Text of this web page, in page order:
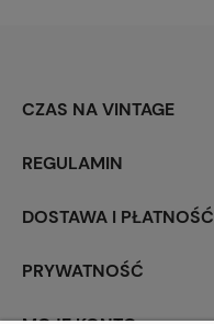
CZAS NA VINTAGE
REGULAMIN
DOSTAWA I PŁATNOŚĆ
PRYWATNOŚĆ